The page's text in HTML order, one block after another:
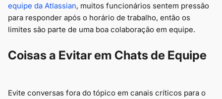
equipe da Atlassian, muitos funcionários sentem pressão
para responder após o horário de trabalho, então os
limites são parte de uma boa colaboração em equipe.
Coisas a Evitar em Chats de Equipe
Evite conversas fora do tópico em canais críticos para o